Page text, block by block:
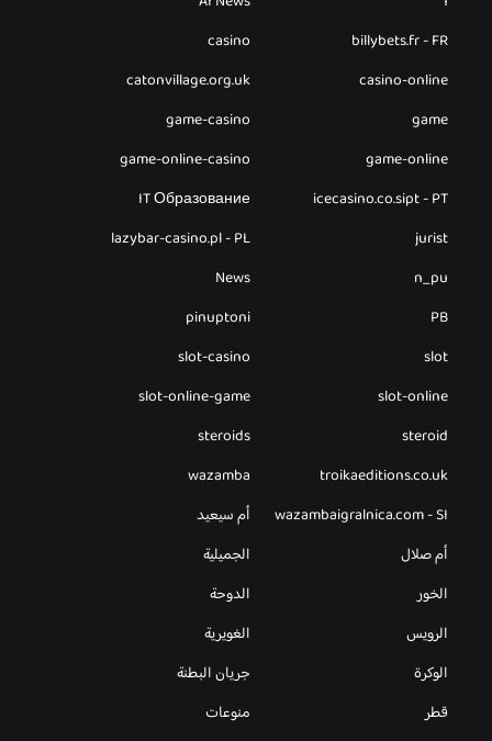
billybets.fr - FR
casino
casino-online
catonvillage.org.uk
game
game-casino
game-online
game-online-casino
icecasino.co.sipt - PT
IT Образование
jurist
lazybar-casino.pl - PL
n_pu
News
PB
pinuptoni
slot
slot-casino
slot-online
slot-online-game
steroid
steroids
troikaeditions.co.uk
wazamba
wazambaigralnica.com - SI
أم سيعيد
أم صلال
الجميلية
الخور
الدوحة
الرويس
الغويرية
الوكرة
جريان البطنة
قطر
منوعات